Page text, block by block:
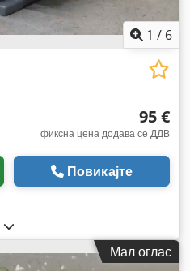
1 / 6
95 €
фиксна цена додава се ДДВ
Повикајте
Мал оглас